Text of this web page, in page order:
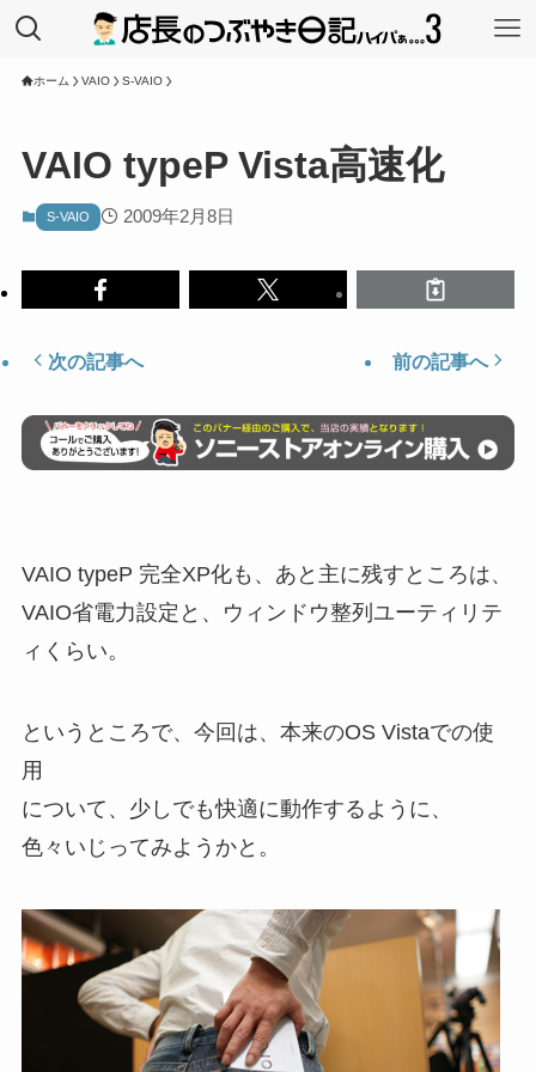
ホーム VAIO S-VAIO
VAIO typeP Vista高速化
S-VAIO 2009年2月8日
次の記事へ 前の記事へ
VAIO typeP 完全XP化も、あと主に残すところは、
VAIO省電力設定と、ウィンドウ整列ユーティリテ
ィくらい。
というところで、今回は、本来のOS Vistaでの使
用
について、少しでも快適に動作するように、
色々いじってみようかと。